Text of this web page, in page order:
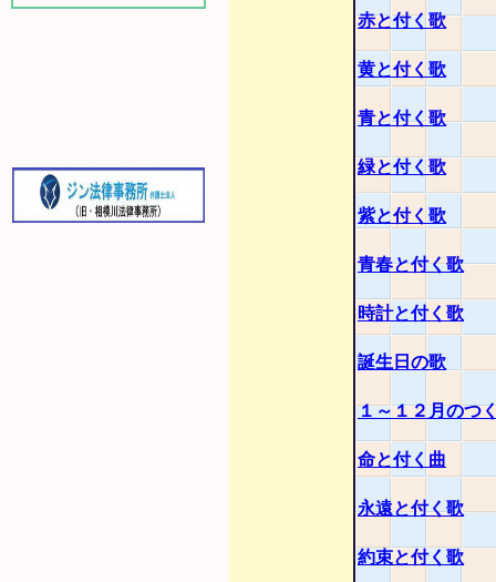
赤と付く歌
黄と付く歌
青と付く歌
緑と付く歌
紫と付く歌
青春と付く歌
時計と付く歌
誕生日の歌
１～１２月のつ
命と付く曲
永遠と付く歌
約束と付く歌